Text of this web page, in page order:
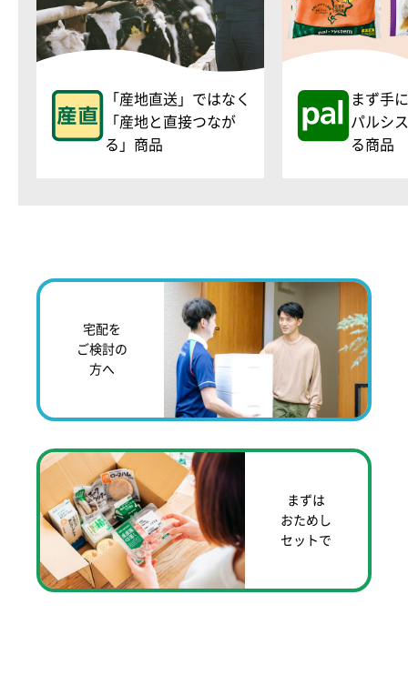
「産地直送」ではなく
「産地と直接つなが
る」商品
まず手
パルシ
る商品
宅配を
ご検討の
方へ
まずは
おためし
セットで